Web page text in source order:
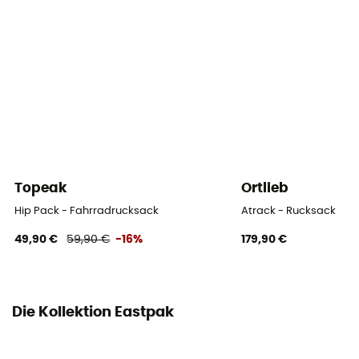
Topeak
Hip Pack - Fahrradrucksack
49,90 € 59,90 € -16%
Ortlieb
Atrack - Rucksack
179,90 €
Die Kollektion Eastpak